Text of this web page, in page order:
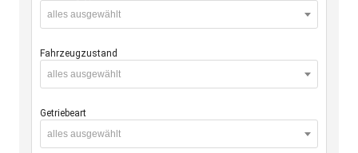
alles ausgewählt
Fahrzeugzustand
alles ausgewählt
Getriebeart
alles ausgewählt